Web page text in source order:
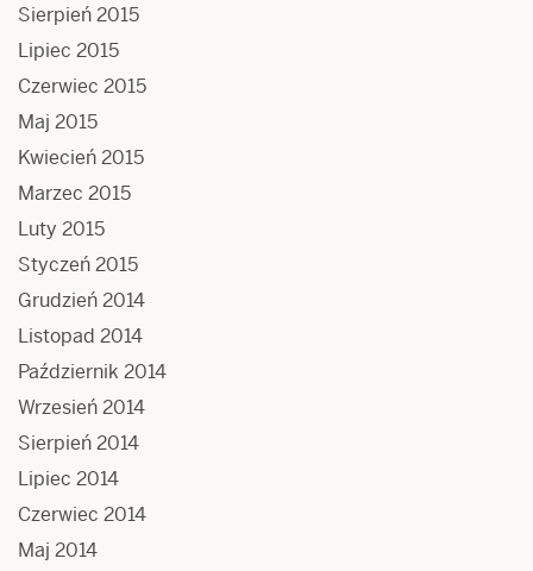
Sierpień 2015
Lipiec 2015
Czerwiec 2015
Maj 2015
Kwiecień 2015
Marzec 2015
Luty 2015
Styczeń 2015
Grudzień 2014
Listopad 2014
Październik 2014
Wrzesień 2014
Sierpień 2014
Lipiec 2014
Czerwiec 2014
Maj 2014